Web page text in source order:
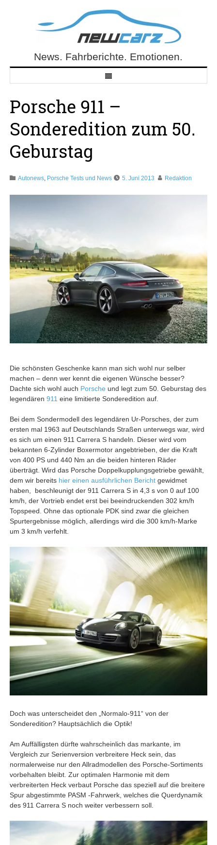
NewCarz.deNews. Fahrberichte. Emotionen.
Porsche 911 –
Sonderedition zum 50.
Geburstag
Autonews, Porsche Tests und News 5. Juni 2013 Redaktion
Die schönsten Geschenke kann man sich wohl nur selber
machen – denn wer kennt die eigenen Wünsche besser?
Dachte sich wohl auch Porsche und legt zum 50. Geburstag des
legendären 911 eine limitierte Sonderedition auf.
Bei dem Sondermodell des legendären Ur-Porsches, der zum
ersten mal 1963 auf Deutschlands Straßen unterwegs war, wird
es sich um einen 911 Carrera S handeln. Dieser wird vom
bekannten 6-Zylinder Boxermotor angebtrieben, der die Kraft
von 400 PS und 440 Nm an die beiden hinteren Räder
überträgt. Wird das Porsche Doppelkupplungsgetriebe gewählt,
dem wir bereits hier einen ausführlichen Bericht gewidmet
haben, beschleunigt der 911 Carrera S in 4,3 s von 0 auf 100
km/h, der Vortrieb endet erst bei beeindruckenden 302 km/h
Topspeed. Ohne das optionale PDK sind zwar die gleichen
Spurtergebnisse möglich, allerdings wird die 300 km/h-Marke
um 3 km/h verfehlt.
Doch was unterscheidet den „Normalo-911“ von der
Sonderedition? Hauptsächlich die Optik!
Am Auffälligsten dürfte wahrscheinlich das markante, im
Vergleich zur Serienversion verbreitere Heck sein, das
normalerweise nur den Allradmodellen des Porsche-Sortiments
vorbehalten bleibt. Zur optimalen Harmonie mit dem
verbreiterten Heck verbaut Porsche das speziell auf die breitere
Spur abgestimmte PASM -Fahrwerk, welches die Querdynamik
des 911 Carrera S noch weiter verbessern soll.